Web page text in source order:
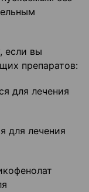
если вы
препаратов:
для лечения
для лечения